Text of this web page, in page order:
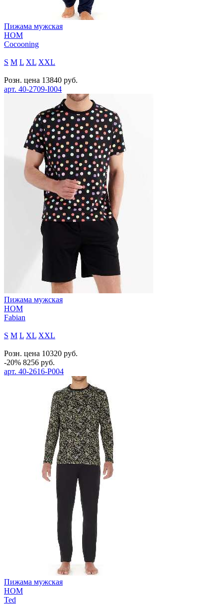
Пижама мужская
HOM
Cocooning
S M L XL XXL
Розн. цена 13840 руб.
арт. 40-2709-I004
Пижама мужская
HOM
Fabian
S M L XL XXL
Розн. цена 10320 руб.
-20% 8256 руб.
арт. 40-2616-P004
Пижама мужская
HOM
Ted